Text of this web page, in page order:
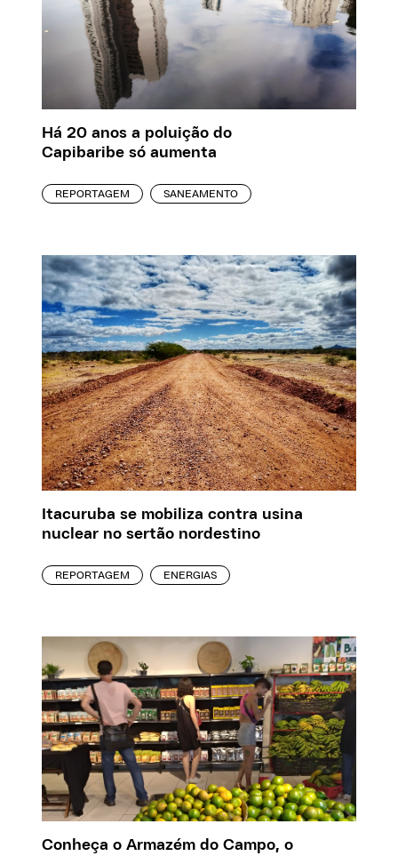
Há 20 anos a poluição do
Capibaribe só aumenta
REPORTAGEM SANEAMENTO
Itacuruba se mobiliza contra usina
nuclear no sertão nordestino
REPORTAGEM ENERGIAS
Conheça o Armazém do Campo, o